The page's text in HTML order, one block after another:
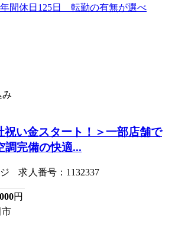
み
祝い金スタート！＞一部店舗で
調完備の快適...
求人番号：1132337
円